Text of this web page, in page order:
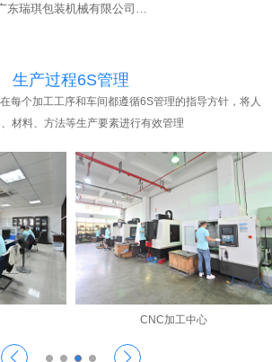
东瑞琪包装机械有限公司原
生产过程6S管理
每个加工工序和车间都遵循6S管理的指导方针，将人
材料、方法等生产要素进行有效管理
CNC加工中心